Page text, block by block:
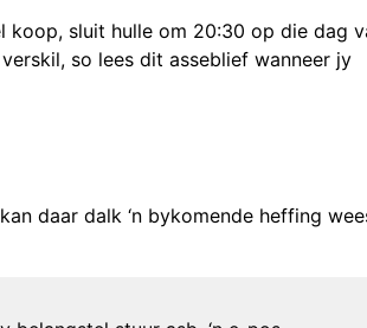
koop, sluit hulle om 20:30 op die dag
so lees dit asseblief wanneer jy
daar dalk ‘n bykomende heffing